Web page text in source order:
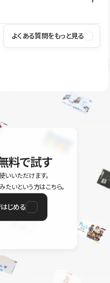
理、脆弱性対策など、複数の観
しており、悪質なスクリプトの
センターでご確認いただけま
ミュニティもご利用ください。
よくある質問をもっと見る
料で試す
いただけます。
いという方はこちら。
じめる